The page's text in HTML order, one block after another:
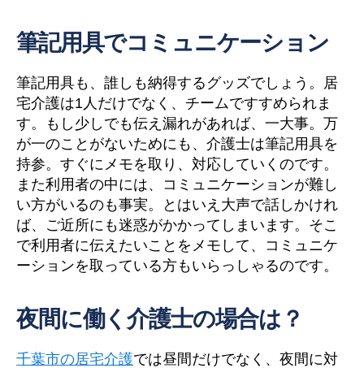
筆記用具でコミュニケーション
筆記用具も、誰しも納得するグッズでしょう。居
宅介護は1人だけでなく、チームですすめられま
す。もし少しでも伝え漏れがあれば、一大事。万
が一のことがないためにも、介護士は筆記用具を
持参。すぐにメモを取り、対応していくのです。
また利用者の中には、コミュニケーションが難し
い方がいるのも事実。とはいえ大声で話しかけれ
ば、ご近所にも迷惑がかかってしまいます。そこ
で利用者に伝えたいことをメモして、コミュニケ
ーションを取っている方もいらっしゃるのです。
夜間に働く介護士の場合は？
千葉市の居宅介護では昼間だけでなく、夜間に対